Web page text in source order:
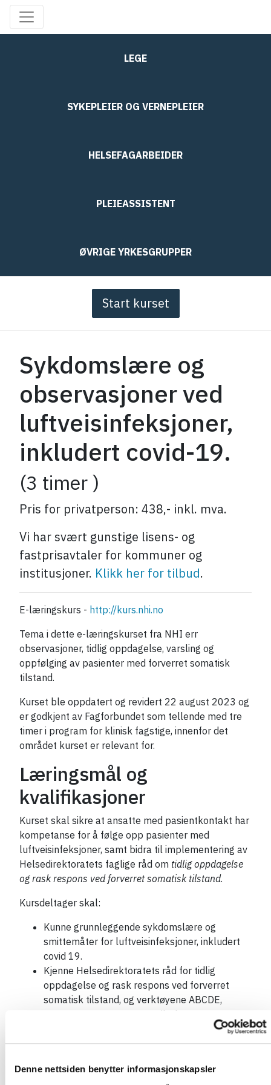
Denne nettsiden benytter informasjonskapsler
LEGE
SYKEPLEIER OG VERNEPLEIER
HELSEFAGARBEIDER
PLEIEASSISTENT
ØVRIGE YRKESGRUPPER
Start kurset
Sykdomslære og
observasjoner ved
luftveisinfeksjoner,
inkludert covid-19.
(3 timer )
Pris for privatperson: 438,- inkl. mva.
Vi har svært gunstige lisens- og
fastprisavtaler for kommuner og
institusjoner. Klikk her for tilbud.
E-læringskurs - http://kurs.nhi.no
Tema i dette e-læringskurset fra NHI err
observasjoner, tidlig oppdagelse, varsling og
oppfølging av pasienter med forverret somatisk
tilstand.
Kurset ble oppdatert og revidert 22 august 2023 og
er godkjent av Fagforbundet som tellende med tre
timer i program for klinisk fagstige, innenfor det
området kurset er relevant for.
Læringsmål og
kvalifikasjoner
Kurset skal sikre at ansatte med pasientkontakt har
kompetanse for å følge opp pasienter med
luftveisinfeksjoner, samt bidra til implementering av
Helsedirektoratets faglige råd om tidlig oppdagelse
og rask respons ved forverret somatisk tilstand.
Kursdeltager skal:
Kunne grunnleggende sykdomslære og
smittemåter for luftveisinfeksjoner, inkludert
covid 19.
Kjenne Helsedirektoratets råd for tidlig
oppdagelse og rask respons ved forverret
somatisk tilstand, og verktøyene ABCDE,
ISBAR, qSOFA, NEWS2 og tiltak etter NEWS-
Kunne foreta pålitelige registreringer av
kroppstemperatur observere og dokumentere.